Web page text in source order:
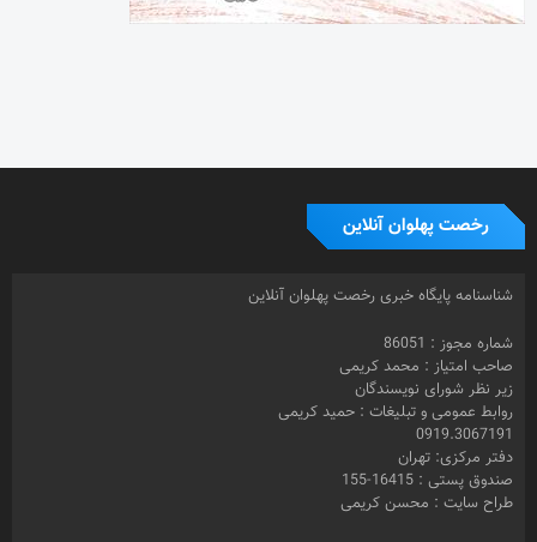
رخصت پهلوان آنلاین
شناسنامه پایگاه خبری رخصت پهلوان آنلاین
شماره مجوز : 86051
صاحب امتیاز : محمد کریمی
زیر نظر شورای نویسندگان
روابط عمومی و تبلیغات : حمید کریمی
0919.3067191
دفتر مرکزی: تهران
صندوق پستی : 16415-155
طراح سایت : محسن کریمی